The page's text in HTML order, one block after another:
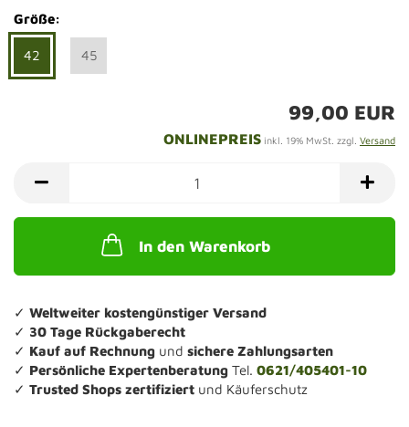
Größe:
42 45
99,00 EUR
ONLINEPREIS inkl. 19% MwSt. zzgl. Versand
In den Warenkorb
✓ Weltweiter kostengünstiger Versand
✓ 30 Tage Rückgaberecht
✓ Kauf auf Rechnung und sichere Zahlungsarten
✓ Persönliche Expertenberatung Tel. 0621/405401-10
✓ Trusted Shops zertifiziert und Käuferschutz